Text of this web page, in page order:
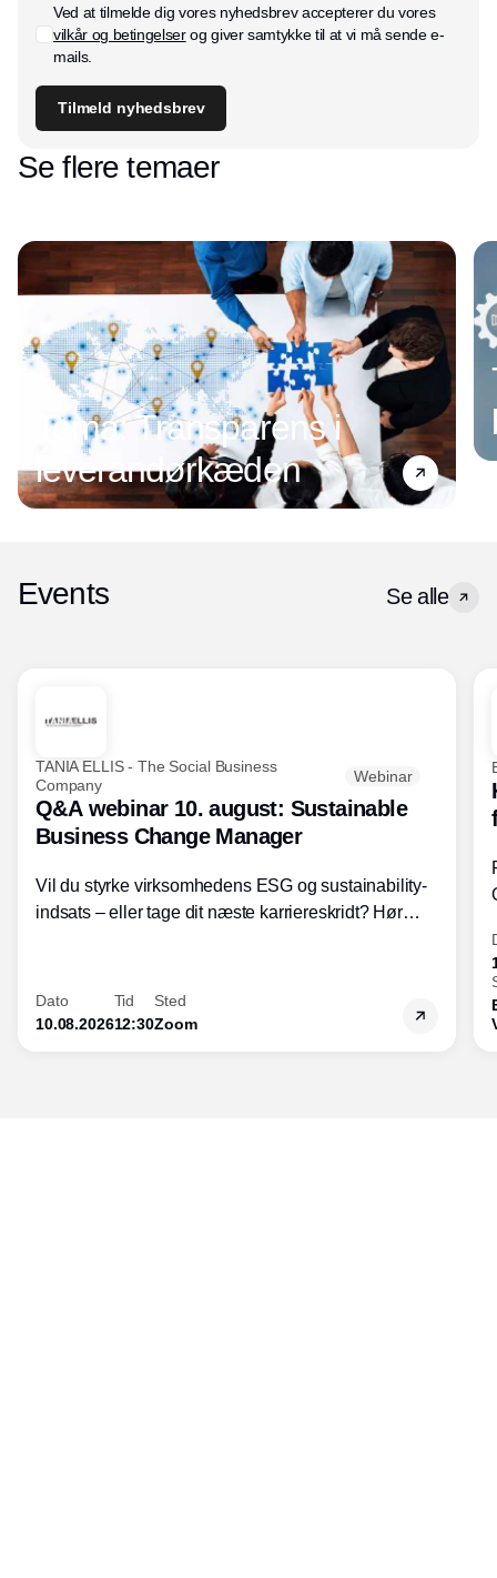
Ved at tilmelde dig vores nyhedsbrev accepterer du vores
vilkår og betingelserog giver samtykke til at vi må sende e-
mails.
Tilmeld nyhedsbrev
Se flere temaer
Tema: Transparens i
leverandørkæden
Events Se alle
TANIA ELLIS - The Social Business
Company
Webinar
Q&A webinar 10. august: Sustainable
Business Change Manager
Vil du styrke virksomhedens ESG og sustainability-
indsats – eller tage dit næste karriereskridt? Hør
inden for bæredygtig forretningsudvikling - så du
skaber værdi for både samfund og bundlinje.
Dato
10.08.2026
Tid
12:30
Sted
Zoom